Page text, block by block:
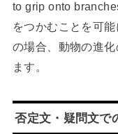
to grip onto
をつかむことを可
の場合、動物の進
ます。
否定文・疑問文で